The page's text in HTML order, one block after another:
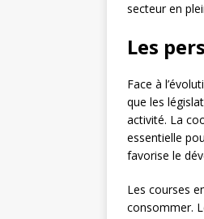
secteur en
Les
Face à
que les
activité. La
essentielle
favorise le
Les courses
consommer.